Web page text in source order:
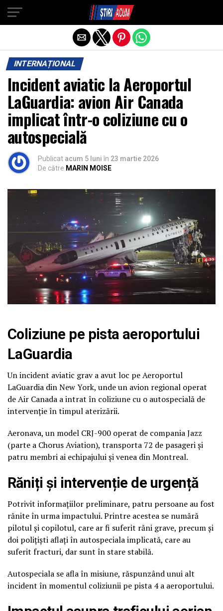
INTERNAȚIONAL
Incident aviatic la Aeroportul
LaGuardia: avion Air Canada
implicat într-o coliziune cu o
autospecială
Publicat acum 5 luni în 23 martie 2026
De către MARIN MOISE
Coliziune pe pista aeroportului
LaGuardia
Un incident aviatic grav a avut loc peAeroportul
LaGuardia dinNew York, unde un avion regional operat
deAir Canada a intrat în coliziune cu o autospecială de
intervenție în timpul aterizării.
Aeronava, un model CRJ-900 operat de compania Jazz
(parte a Chorus Aviation), transporta 72 de pasageri și
patru membri ai echipajului și venea dinMontreal.
Răniți și intervenție de urgență
Potrivit informațiilor preliminare, patru persoane au fost
rănite în urma impactului. Printre acestea se numără
pilotul și copilotul, care ar fi suferit răni grave, precum și
doi polițiști aflați în autospeciala implicată, care au
suferit fracturi, dar sunt în stare stabilă.
Autospeciala se afla în misiune, răspunzând unui alt
incident în momentul coliziunii pe pista 4 a aeroportului.
Exit mobile version